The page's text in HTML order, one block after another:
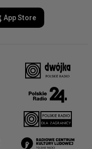
App Store